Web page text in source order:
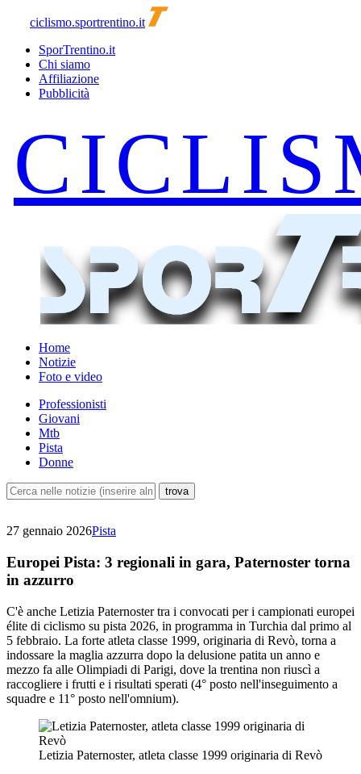
ciclismo.sportrentino.it
SporTrentino.it
Chi siamo
Affiliazione
Pubblicità
Home
Notizie
Foto e video
Professionisti
Giovani
Mtb
Pista
Donne
27 gennaio 2026Pista
Europei Pista: 3 regionali in gara, Paternoster torna
in azzurro
C'è anche Letizia Paternoster tra i convocati per i campionati europei
élite di ciclismo su pista 2026, in programma in Turchia dal primo al
5 febbraio. La forte atleta classe 1999, originaria di Revò, torna a
indossare la maglia azzurra dopo la delusione patita un anno e
mezzo fa alle Olimpiadi di Parigi, dove la trentina non riuscì a
raccogliere i frutti e i risultati sperati (4° posto nell'inseguimento a
squadre e 11° posto nell'omnium).
Letizia Paternoster, atleta classe 1999 originaria di Revò